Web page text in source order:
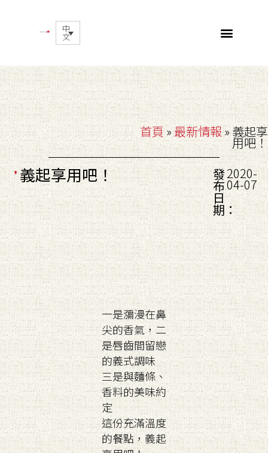
中
文
首頁»最新情報»義起享
用吧！
義起享用吧！ 發
布
日
期：
2020-
04-07
一是瀰漫在鼻
尖的香氣，二
是唇齒間留戀
的義式調味
三是與麵條、
香料的美味約
定
這份充滿溫度
的餐點，義起